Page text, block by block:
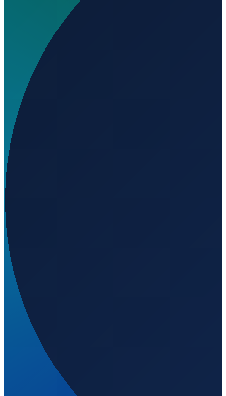
Wo liegt Empire Farm Strip?
Auf welcher Höhe liegt Empire Farm Strip?
Wird geladen...
Los Angeles